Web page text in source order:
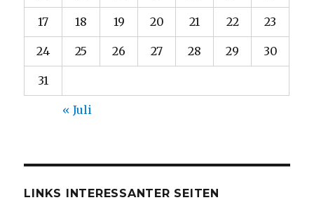
17 18 19 20 21 22 23
24 25 26 27 28 29 30
31
« Juli
LINKS INTERESSANTER SEITEN